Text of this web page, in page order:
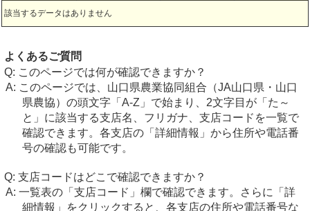
該当するデータはありません
よくあるご質問
このページでは何が確認できますか？
このページでは、山口県農業協同組合（JA山口県・山口
県農協）の頭文字「A-Z」で始まり、2文字目が「た～
と」に該当する支店名、フリガナ、支店コードを一覧で
確認できます。各支店の「詳細情報」から住所や電話番
号の確認も可能です。
支店コードはどこで確認できますか？
一覧表の「支店コード」欄で確認できます。さらに「詳
細情報」をクリックすると、各支店の住所や電話番号な